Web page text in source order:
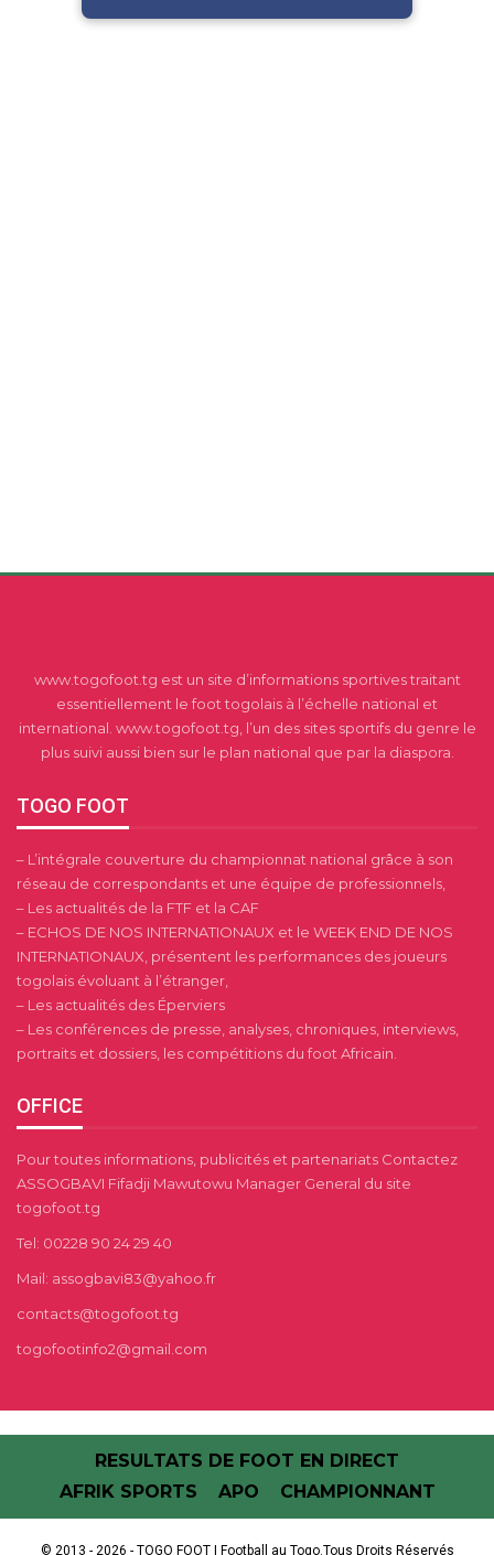
www.togofoot.tg est un site d’informations sportives traitant
essentiellement le foot togolais à l’échelle national et
international. www.togofoot.tg, l’un des sites sportifs du genre le
plus suivi aussi bien sur le plan national que par la diaspora.
TOGO FOOT
– L’intégrale couverture du championnat national grâce à son
réseau de correspondants et une équipe de professionnels,
– Les actualités de la FTF et la CAF
– ECHOS DE NOS INTERNATIONAUX et le WEEK END DE NOS
INTERNATIONAUX, présentent les performances des joueurs
togolais évoluant à l’étranger,
– Les actualités des Éperviers
– Les conférences de presse, analyses, chroniques, interviews,
portraits et dossiers, les compétitions du foot Africain.
OFFICE
Pour toutes informations, publicités et partenariats Contactez
ASSOGBAVI Fifadji Mawutowu Manager General du site
togofoot.tg
Tel: 00228 90 24 29 40
Mail: assogbavi83@yahoo.fr
contacts@togofoot.tg
togofootinfo2@gmail.com
RESULTATS DE FOOT EN DIRECT
AFRIK SPORTS
APO CHAMPIONNANT
© 2013 - 2026 - TOGO FOOT | Football au Togo.Tous Droits Réservés